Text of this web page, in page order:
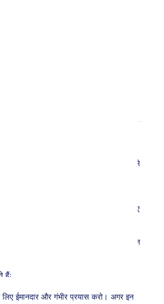
अधिकारी हैं।
वही गर्मजोशी और आत्मविश्वास रहता है, जैसे
जो मात्र 19 वर्ष की उम्र में उन्हें आरएएफ
शिखर पर पहुंचाया की आज वह नौजवानो के लिए
कहे जाने वाले और मार्शल ऑफ एयरफोर्स, अर्जन
हैंः
ईमानदार और गंभीर प्रयास करो। अगर इन